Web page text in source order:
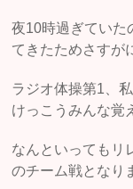
夜10時過ぎていた
てきたためさすが
ラジオ体操第1、
けっこうみんな覚
なんといってもリ
のチーム戦となり